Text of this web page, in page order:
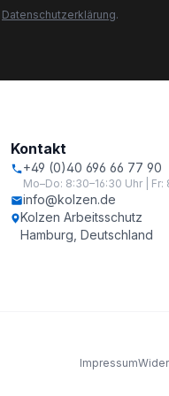
Datenschutzerklärung.
Kontakt
+49 (0)40 696 66 77 90
Mo–Do: 8:30–16:30 Uhr | Fr:
info@kolzen.de
Kolzen Arbeitsschutz
Hamburg, Deutschland
Impressum